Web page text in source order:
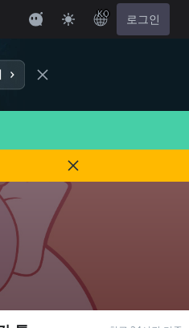
KO 로그인